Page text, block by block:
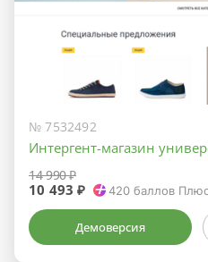
№ 7532492
Интергент-магазин
14 990 ₽
10 493 ₽ 420баллов
Демоверсия